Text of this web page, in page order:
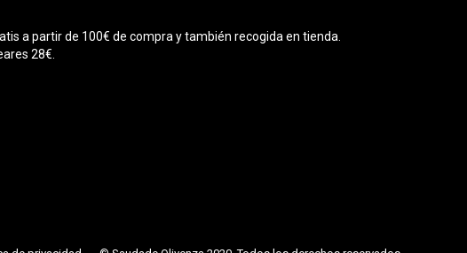
a partir de 100€ de compra y también recogida en tienda.
28€.